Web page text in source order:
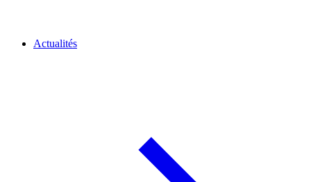
Actualités